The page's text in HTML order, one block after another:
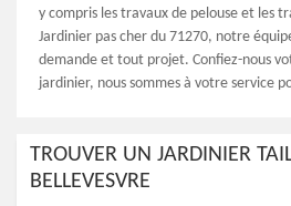
y compris les travaux de pelouse et les
Jardinier pas cher du 71270, notre
demande et tout projet. Confiez-nous
jardinier, nous sommes à votre service
TROUVER UN JARDINIER
BELLEVESVRE